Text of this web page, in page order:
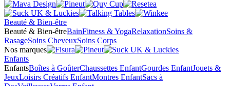
Beauté & Bien-être
Beauté & Bien-êtreBainFitness & YogaRelaxationSoins &
RasageSoins CheveuxSoins Corps
Nos marques
Enfants
EnfantsBoîtes à GoûterChaussettes EnfantGourdes EnfantJouets &
JeuxLoisirs Créatifs EnfantMontres EnfantSacs à